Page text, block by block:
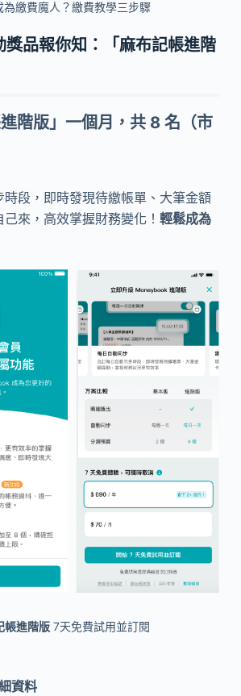
為繳費魔人？繳費教學三步驟
獎品報你知：「麻布記帳進階
階版」一個月，共 8 名（市
時段，即時發現待繳帳單、大筆金額
來，高效掌握財務變化！ 輕鬆成為
帳進階版7天免費試用並訂閱
資料